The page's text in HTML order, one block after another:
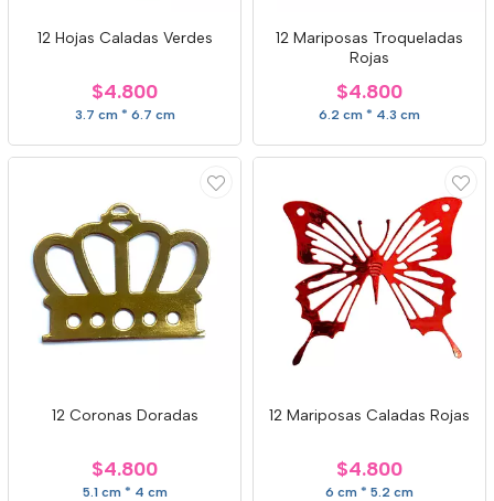
12 Hojas Caladas Verdes
$4.800
3.7 cm * 6.7 cm
12 Mariposas Troqueladas
Rojas
$4.800
6.2 cm * 4.3 cm
12 Coronas Doradas
$4.800
5.1 cm * 4 cm
12 Mariposas Caladas Rojas
$4.800
6 cm * 5.2 cm